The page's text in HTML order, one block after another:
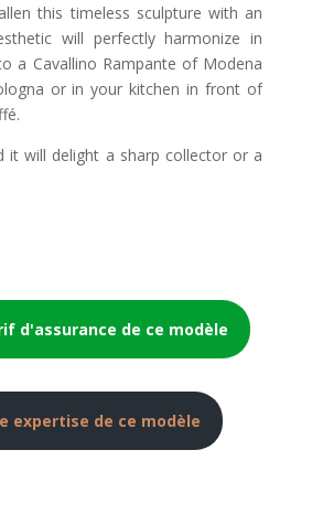
this timeless sculpture with an
will perfectly harmonize in
a Cavallino Rampante of Modena
or in your kitchen in front of
it will delight a sharp collector or a
d'assurance de ce modèle
expertise de ce modèle